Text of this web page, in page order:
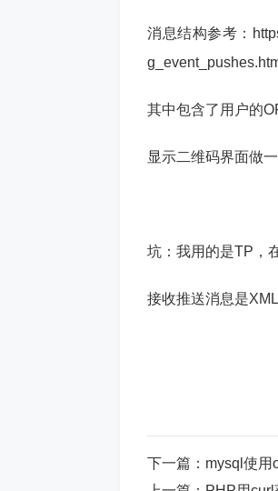
消息结构参考：
其中包含了用户的
显示二维码界面做
坑：我用的是TP，
接收推送消息是
下一篇： mysql使用